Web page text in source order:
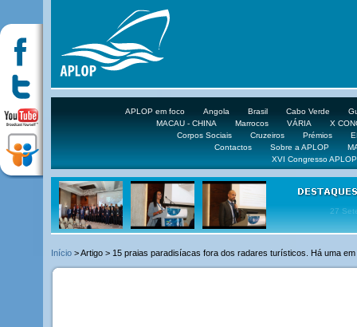
APLOP em foco Angola Brasil Cabo Verde
MACAU - CHINA
Marrocos VÁRIA
X
Corpos Sociais
Cruzeiros Prémios
Contactos
Sobre a APLOP
XVI Congresso APLOP
16 DE
Início > Artigo > 15 praias paradisíacas fora dos radares turísticos. Há uma em